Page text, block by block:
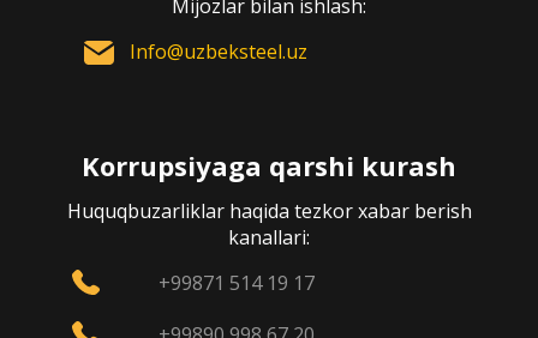
Mijozlar bilan ishlash:
Info@uzbeksteel.uz
Korrupsiyaga qarshi kurash
Huquqbuzarliklar haqida tezkor xabar berish
kanallari:
+99871 514 19 17